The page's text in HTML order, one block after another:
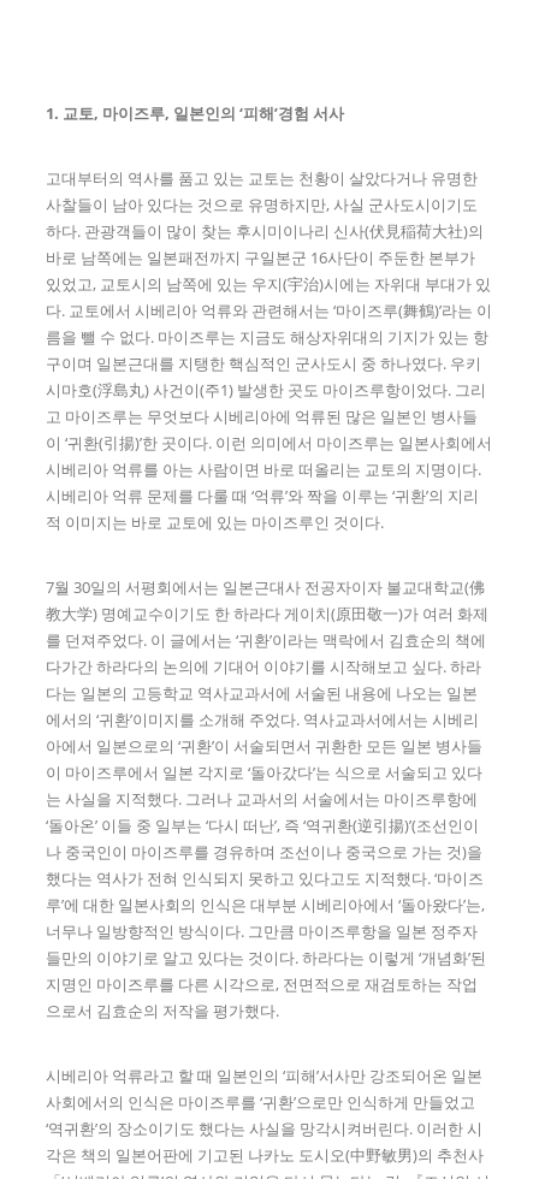
1. 교토, 마이즈루, 일본인의 ‘피해’경험 서사
고대부터의 역사를 품고 있는 교토는 천황이 살았다거나 유명한
사찰들이 남아 있다는 것으로 유명하지만, 사실 군사도시이기도
하다. 관광객들이 많이 찾는 후시미이나리 신사(伏見稲荷大社)의
바로 남쪽에는 일본패전까지 구일본군 16사단이 주둔한 본부가
있었고, 교토시의 남쪽에 있는 우지(宇治)시에는 자위대 부대가 있
다. 교토에서 시베리아 억류와 관련해서는 ‘마이즈루(舞鶴)’라는 이
름을 뺄 수 없다. 마이즈루는 지금도 해상자위대의 기지가 있는 항
구이며 일본근대를 지탱한 핵심적인 군사도시 중 하나였다. 우키
시마호(浮島丸) 사건이(주1) 발생한 곳도 마이즈루항이었다. 그리
고 마이즈루는 무엇보다 시베리아에 억류된 많은 일본인 병사들
이 ‘귀환(引揚)’한 곳이다. 이런 의미에서 마이즈루는 일본사회에서
시베리아 억류를 아는 사람이면 바로 떠올리는 교토의 지명이다.
시베리아 억류 문제를 다룰 때 ‘억류’와 짝을 이루는 ‘귀환’의 지리
적 이미지는 바로 교토에 있는 마이즈루인 것이다.
7월 30일의 서평회에서는 일본근대사 전공자이자 불교대학교(佛
教大学) 명예교수이기도 한 하라다 게이치(原田敬一)가 여러 화제
를 던져주었다. 이 글에서는 ‘귀환’이라는 맥락에서 김효순의 책에
다가간 하라다의 논의에 기대어 이야기를 시작해보고 싶다. 하라
다는 일본의 고등학교 역사교과서에 서술된 내용에 나오는 일본
에서의 ‘귀환’이미지를 소개해 주었다. 역사교과서에서는 시베리
아에서 일본으로의 ‘귀환’이 서술되면서 귀환한 모든 일본 병사들
이 마이즈루에서 일본 각지로 ‘돌아갔다’는 식으로 서술되고 있다
는 사실을 지적했다. 그러나 교과서의 서술에서는 마이즈루항에
‘돌아온’ 이들 중 일부는 ‘다시 떠난’, 즉 ‘역귀환(逆引揚)’(조선인이
나 중국인이 마이즈루를 경유하며 조선이나 중국으로 가는 것)을
했다는 역사가 전혀 인식되지 못하고 있다고도 지적했다. ‘마이즈
루’에 대한 일본사회의 인식은 대부분 시베리아에서 ‘돌아왔다’는,
너무나 일방향적인 방식이다. 그만큼 마이즈루항을 일본 정주자
들만의 이야기로 알고 있다는 것이다. 하라다는 이렇게 ‘개념화’된
지명인 마이즈루를 다른 시각으로, 전면적으로 재검토하는 작업
으로서 김효순의 저작을 평가했다.
시베리아 억류라고 할 때 일본인의 ‘피해’서사만 강조되어온 일본
사회에서의 인식은 마이즈루를 ‘귀환’으로만 인식하게 만들었고
‘역귀환’의 장소이기도 했다는 사실을 망각시켜버린다. 이러한 시
각은 책의 일본어판에 기고된 나카노 도시오(中野敏男)의 추천사